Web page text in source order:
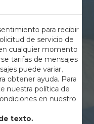
para recibir
de servicio de
cualquier momento
tarifas de mensajes
puede variar,
obtener ayuda. Para
nuestra política de
en nuestro
texto.